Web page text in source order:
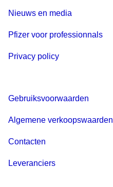
Nieuws en media
Pfizer voor professionnals
Privacy policy
Gebruiksvoorwaarden
Algemene verkoopswaarden
Contacten
Leveranciers